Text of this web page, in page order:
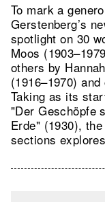
To mark a
Gerstenberg’s
spotlight on 30
Moos
others by
(1916–1970)
Taking as its
"Der Geschöpfe
Erde" (1930),
sections